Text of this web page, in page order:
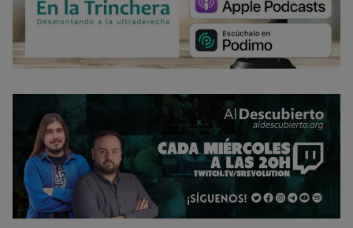
Opciones de cookies Aceptar cookies
Rechazar cookies Política de cookies